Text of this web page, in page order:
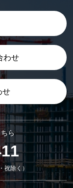
わせ
せ
ら
祝除く）